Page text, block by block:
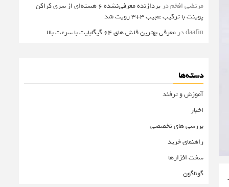
مرتضی افخمدر
پردازنده معرفی‌نشده 6 هسته‌ای از سری کراکن
پوینت با ترکیب عجیب 3+3 رویت شد
daafinدر معرفی بهترین فلش های 64 گیگابایت با سرعت بالا
دسته‌ها
آموزش و ترفند
اخبار
بررسی های تخصصی
راهنمای خرید
سخت افزارها
گوناگون